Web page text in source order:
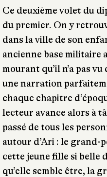
Ce deuxième volet du
du premier. On y
dans la ville de son
ancienne base militaire
mourant qu’il n’a pas
une narration
chaque chapitre
lecteur avance alors à
passé de tous les
autour d’Ari : le grand-
cette jeune fille si belle
qu’elle semble être, la